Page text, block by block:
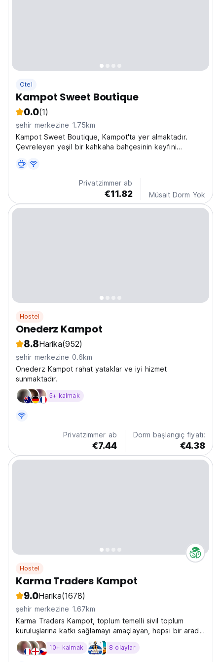
Otel
Kampot Sweet Boutique
0.0(1)
şehir merkezine 1.75km
Kampot Sweet Boutique, Kampot'ta yer almaktadır.
Çevreleyen yeşil bir kahkaha bahçesinin keyfini
Privatzimmer ab
€11.82 Müsait Dorm Yok
Hostel
Onederz Kampot
8.8Harika(952)
şehir merkezine 0.6km
Onederz Kampot rahat yataklar ve iyi hizmet
sunmaktadır.
5+ kalmak
Privatzimmer ab
€7.44
Dorm başlangıç fiyatı:
€4.38
Hostel
Karma Traders Kampot
9.0Harika(1678)
şehir merkezine 1.67km
Karma Traders Kampot, toplum temelli sivil toplum
kuruluşlarına katkı sağlamayı amaçlayan, hepsi bir arada
çevre dostu bir konaklama seçeneğidir.
10+ kalmak 8 olaylar